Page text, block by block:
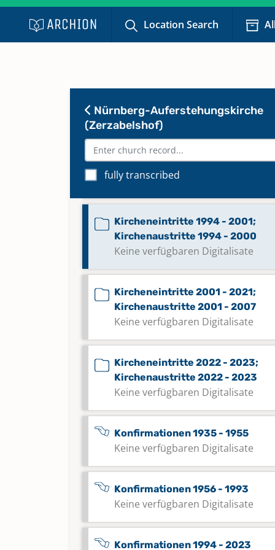
Location Search
Nürnberg-Auferstehungskirche
(Zerzabelshof)
fully transcribed
Keine verfügbaren Digitalisate
Kircheneintritte 1935 - 1995;
Kirchenaustritte 1935 - 1994
Keine verfügbaren Digitalisate
Kircheneintritte 1994 - 2001;
Kirchenaustritte 1994 - 2000
Keine verfügbaren Digitalisate
Kircheneintritte 2001 - 2021;
Kirchenaustritte 2001 - 2007
Keine verfügbaren Digitalisate
Kircheneintritte 2022 - 2023;
Kirchenaustritte 2022 - 2023
Keine verfügbaren Digitalisate
Konfirmationen 1935 - 1955
Keine verfügbaren Digitalisate
Konfirmationen 1956 - 1993
Keine verfügbaren Digitalisate
Konfirmationen 1994 - 2023